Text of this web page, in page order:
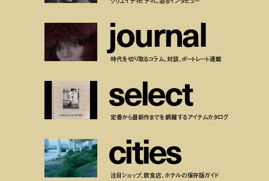
journal
時代を切り取るコラム、対談、ポートレート連載
select
定番から最新作までを網羅するアイテムカタログ
cities
注目ショップ、飲食店、ホテルの保存版ガイド